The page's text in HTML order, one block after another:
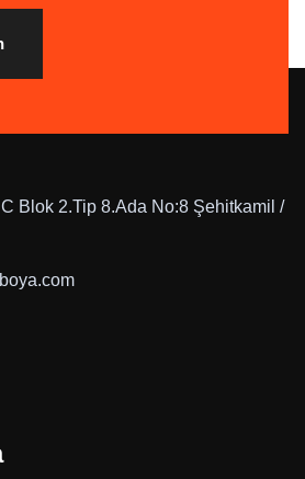
Blok 2.Tip 8.Ada No:8 Şehitkamil /